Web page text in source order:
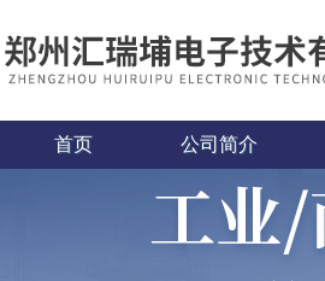
首页 公司简介